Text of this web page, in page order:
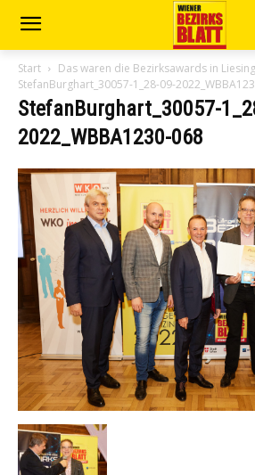
Start
Das waren die Bezirksawards in Liesing
StefanBurghart_30057-1_28-09-
StefanBurghart_30057-
2022_WBBA1230-068